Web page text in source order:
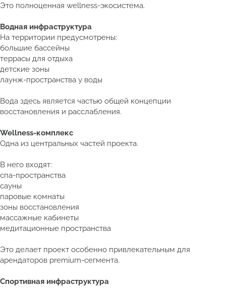
Это полноценная wellness-экосистема.
Водная инфраструктура
На территории предусмотрены:
большие бассейны
террасы для отдыха
детские зоны
лаунж-пространства у воды
Вода здесь является частью общей концепции
восстановления и расслабления.
Wellness-комплекс
Одна из центральных частей проекта.
В него входят:
спа-пространства
сауны
паровые комнаты
зоны восстановления
массажные кабинеты
медитационные пространства
Это делает проект особенно привлекательным для
арендаторов premium-сегмента.
Спортивная инфраструктура